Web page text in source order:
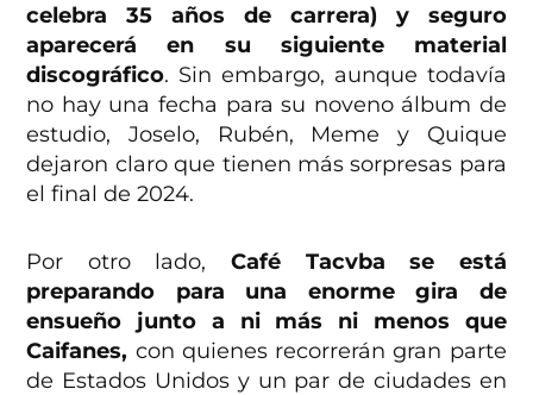
celebra 35 años de carrera) y seguro
aparecerá en su siguiente material
discográfico. Sin embargo, aunque todavía
no hay una fecha para su noveno álbum de
estudio, Joselo, Rubén, Meme y Quique
dejaron claro que tienen más sorpresas para
el final de 2024.
Por otro lado, Café Tacvba se está
preparando para una enorme gira de
ensueño junto a ni más ni menos que
Caifanes, con quienes recorrerán gran parte
de Estados Unidos y un par de ciudades en